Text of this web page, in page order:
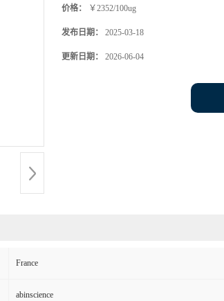
价格： ￥2352/100ug
发布日期： 2025-03-18
更新日期： 2026-06-04
France
abinscience